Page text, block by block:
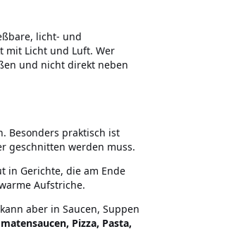
licht- und
mit Licht und Luft. Wer
und nicht direkt neben
Besonders praktisch ist
geschnitten werden muss.
in Gerichte, die am Ende
Aufstriche.
aber in Saucen, Suppen
Pizza, Pasta,